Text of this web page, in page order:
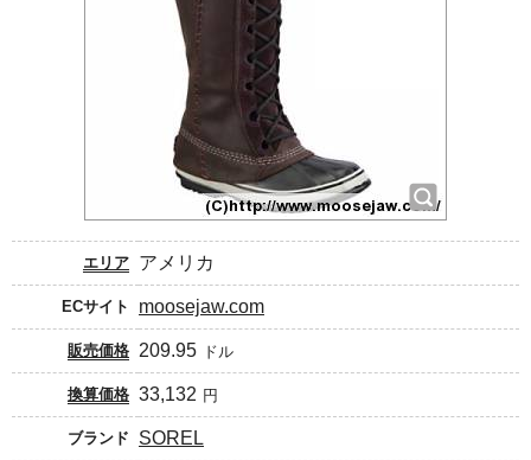
エリア アメリカ
ECサイト moosejaw.com
販売価格 209.95 ドル
換算価格 33,132 円
ブランド SOREL